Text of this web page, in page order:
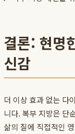
결론: 현명
신감
더 이상 효과 없는 다
니다. 복부 지방은 단
삶의 질에 직접적인